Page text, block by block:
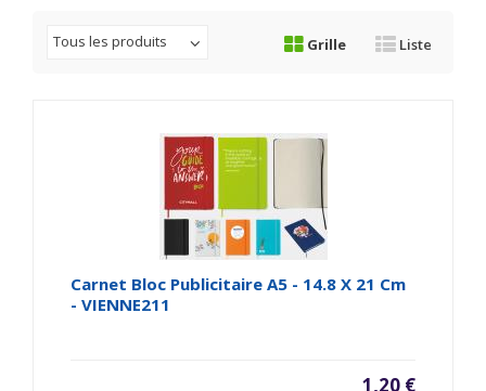
Tous les produits Grille Liste
Carnet Bloc Publicitaire A5 - 14.8 X 21 Cm
- VIENNE211
1,20 €